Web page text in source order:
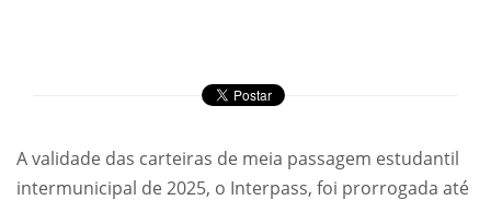
A validade das carteiras de meia passagem estudantil
intermunicipal de 2025, o Interpass, foi prorrogada até